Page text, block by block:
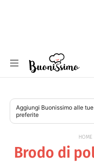
Aggiungi Buonissimo alle
preferite
HOME
Brodo di